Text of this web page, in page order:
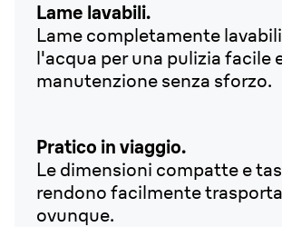
Lame lavabili.
Lame completamente
l'acqua per una pulizia facile
manutenzione senza sforzo.
Pratico in viaggio.
Le dimensioni compatte e
rendono facilmente
ovunque.